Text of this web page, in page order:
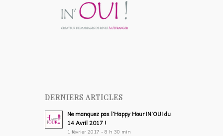
DERNIERS ARTICLES
Ne manquez pas l’Happy Hour IN’OUI du
14 Avril 2017 !
1 février 2017 - 8 h 30 min